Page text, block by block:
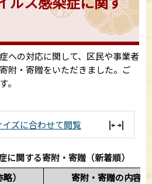
への対応に関して、区民や事業者
附・寄贈をいただきました。ご
。
イズに合わせて閲覧
に関する寄附・寄贈（新着順）
）
寄附・寄贈の内容